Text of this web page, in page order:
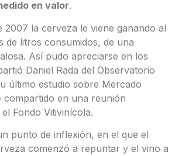
en valor.
2007 la cerveza le viene ganando al
de litros consumidos, de una
Así pudo apreciarse en los
Daniel Rada del Observatorio
último estudio sobre Mercado
compartido en una reunión
Fondo Vitivinícola.
punto de inflexión, en el que el
comenzó a repuntar y el vino a